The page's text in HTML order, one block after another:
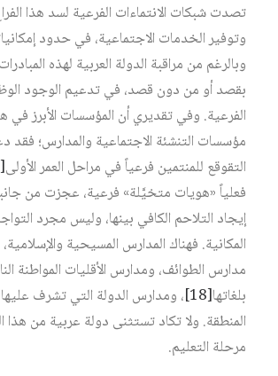
تصدت شبكات الانتماءات الفرعية لسد هذا
وتوفير الخدمات الاجتماعية، في حدود
وبالرغم من مراقبة الدولة العربية لهذه
بقصد أو من دون قصد، في تدعيم الوجود
الفرعية. وفي تقديري أن المؤسسات الأبرز في
مؤسسات التنشئة الاجتماعية والمدارس؛ فقد
التقوقع للمنتمين فرعياً في مراحل العمر الأولى‏[17]
فعلياً «هويات متخيَّلة» فرعية، عجزت من
إيجاد التلاحم الكافي بينها، وليس مجرد
المكانية. فهناك المدارس المسيحية
مدارس الطوائف، ومدارس الأقليات المواطنة
بلغاتها‏[18]
، ومدارس الدولة التي تشرف عليها
المنطقة. ولا تكاد تستثنى دولة عربية من هذا
مرحلة التعليم.